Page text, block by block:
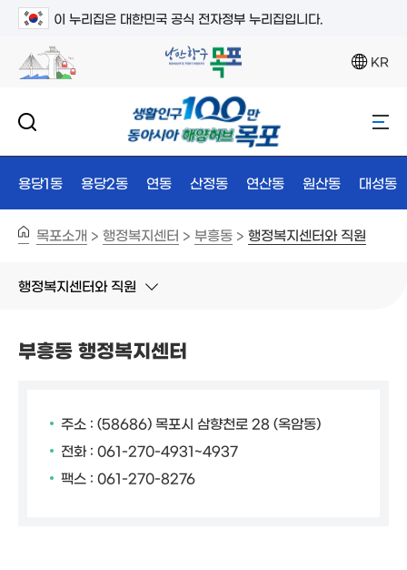
이 누리집은 대한민국 공식 전자정부 누리집입니다.
KR
용당1동 용당2동 연동 산정동 연산동 원산동 대성동
목포소개 > 행정복지센터 > 부흥동 > 행정복지센터와 직원
행정복지센터와 직원
부흥동 행정복지센터
주소 : (58686) 목포시 삼향천로 28 (옥암동)
전화 : 061-270-4931~4937
팩스 : 061-270-8276